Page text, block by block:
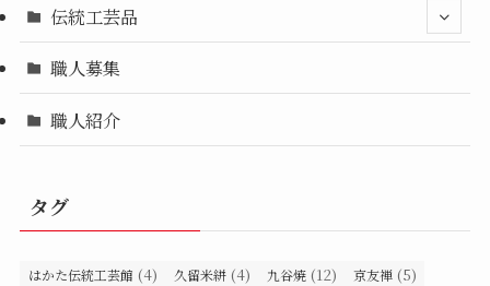
伝統工芸品
職人募集
職人紹介
タグ
はかた伝統工芸館 (4) 久留米絣 (4) 九谷焼 (12) 京友禅 (5)